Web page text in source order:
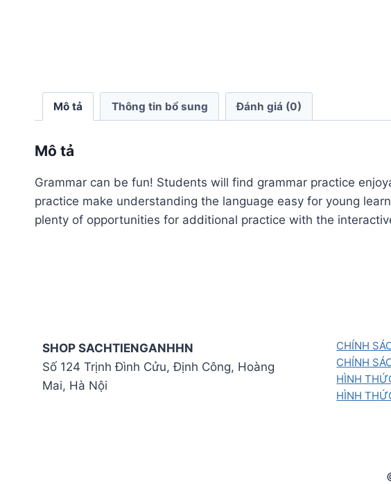
Mô tả Thông tin bổ sung Đánh giá (0)
Mô tả
Grammar can be fun! Students will find grammar practice
practice make understanding the language easy for young
plenty of opportunities for additional practice with the
SHOP SACHTIENGANHHN
Số 124 Trịnh Đình Cửu, Định Công, Hoàng
Mai, Hà Nội
CHÍNH
CHÍNH
HÌNH
HÌNH